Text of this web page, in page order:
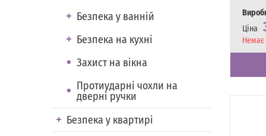
Безпека у ванній
Безпека на кухні
Захист на вікна
Протиударні чохли на
дверні ручки
Безпека у квартирі
Ціна
Немає